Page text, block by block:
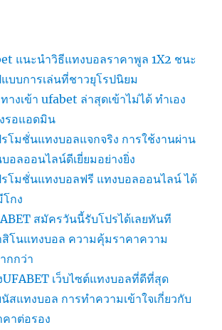
แนะนำวิธีแทงบอลราคาพูล 1X2 ชนะ
บบการเล่นที่ชาวยุโรปนิยม
งเข้า ufabet ล่าสุดเข้าไม่ได้ ทำเอง
รอแอดมิน
โมชั่นแทงบอลแจกจริง การใช้งานผ่าน
อลออนไลน์ดีเยี่ยมอย่างยิ่ง
รโมชั่นแทงบอลฟรี แทงบอลออนไลน์ ได้
โกง
สมัครวันนี้รับโปรได้เลยทันที
สิโนแทงบอล ความคุ้มราคาความ
กกว่า
เว็บไซต์แทงบอลที่ดีที่สุด
สแทงบอล การทำความเข้าใจเกี่ยวกับ
าต่อรอง